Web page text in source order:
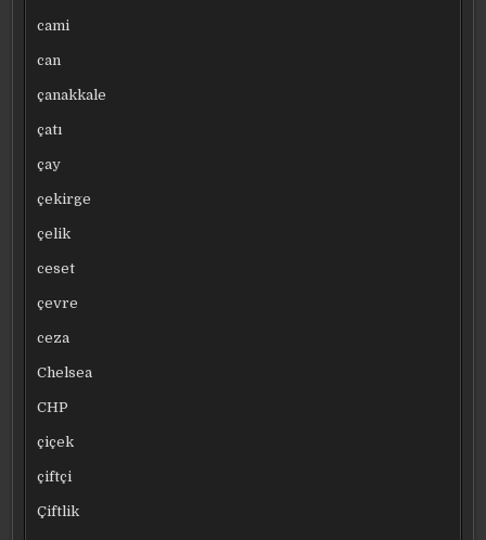
cami
can
çanakkale
çatı
çay
çekirge
çelik
ceset
çevre
ceza
Chelsea
CHP
çiçek
çiftçi
Çiftlik